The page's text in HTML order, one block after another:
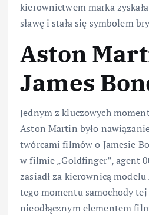
kierownictwem marka
sławę i stała się symbolem
Aston
James
Jednym z kluczowych
Aston Martin było
twórcami filmów o Jamesie
w filmie „Goldfinger”, agent
zasiadł za kierownicą
tego momentu samochody tej
nieodłącznym elementem